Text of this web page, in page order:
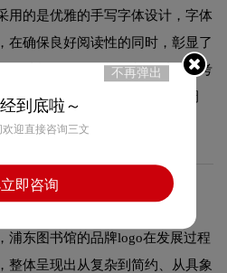
用的是优雅的手写字体设计，字体
在确保良好阅读性的同时，彰显了
的结构、粗细及间距都经过精心考
和场景下均能保持一致的品牌调
logo有过演变吗？
浦东图书馆的品牌logo在发展过程
整体呈现出从复杂到简约、从具象
不再弹出
到底啦～
迎直接咨询三文
立即咨询